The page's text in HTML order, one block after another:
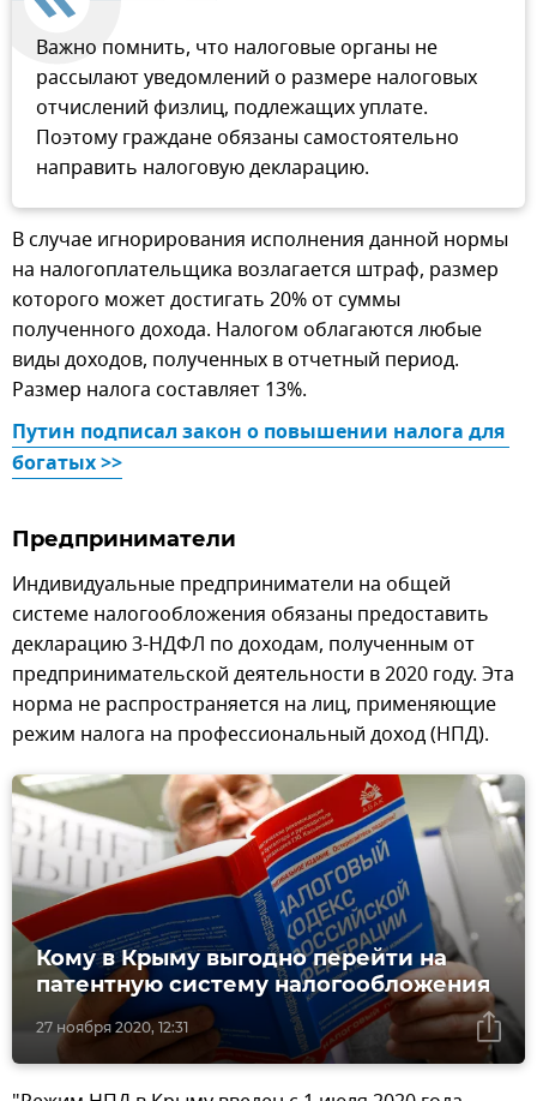
Важно помнить, что налоговые органы не
рассылают уведомлений о размере налоговых
отчислений физлиц, подлежащих уплате.
Поэтому граждане обязаны самостоятельно
направить налоговую декларацию.
В случае игнорирования исполнения данной нормы
на налогоплательщика возлагается штраф, размер
которого может достигать 20% от суммы
полученного дохода. Налогом облагаются любые
виды доходов, полученных в отчетный период.
Размер налога составляет 13%.
Путин подписал закон о повышении налога для
богатых >>
Предприниматели
Индивидуальные предприниматели на общей
системе налогообложения обязаны предоставить
декларацию 3-НДФЛ по доходам, полученным от
предпринимательской деятельности в 2020 году. Эта
норма не распространяется на лиц, применяющие
режим налога на профессиональный доход (НПД).
27 ноября 2020, 12:31
Кому в Крыму выгодно перейти на
патентную систему налогообложения